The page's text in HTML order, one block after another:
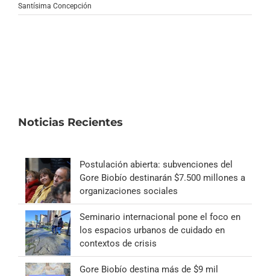
Santísima Concepción
Noticias Recientes
Postulación abierta: subvenciones del
Gore Biobío destinarán $7.500 millones a
organizaciones sociales
Seminario internacional pone el foco en
los espacios urbanos de cuidado en
contextos de crisis
Gore Biobío destina más de $9 mil